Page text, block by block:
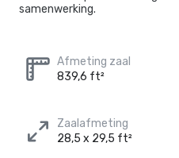
samenwerking.
Afmeting zaal
839,6 ft²
Zaalafmeting
28,5 x 29,5 ft²